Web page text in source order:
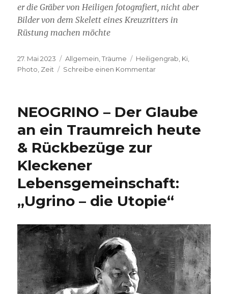
er die Gräber von Heiligen fotografiert, nicht aber
Bilder von dem Skelett eines Kreuzritters in
Rüstung machen möchte
Veröffentlicht
am
27. Mai 2023 Kategorien
Allgemein,Träume Schlagwörter
Heiligengrab, Ki,
Photo, Zeit Schreibe einen Kommentarzu
NEOGRINO – Der Glaube
an ein Traumreich heute
& Rückbezüge zur
Kleckener
Lebensgemeinschaft:
„Ugrino – die Utopie“